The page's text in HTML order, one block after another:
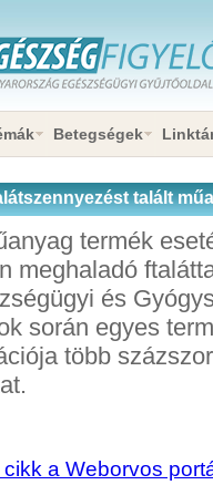
Betegségek
talált
termék
meghaladó
és
során egyes
több
a Weborvos